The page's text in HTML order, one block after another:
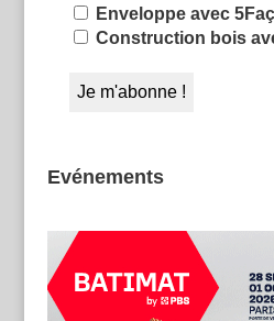
Enveloppe avec
Construction bois
Evénements